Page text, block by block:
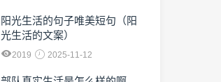
阳光生活的句子唯美短句（阳
光生活的文案）
2019 2025-11-12